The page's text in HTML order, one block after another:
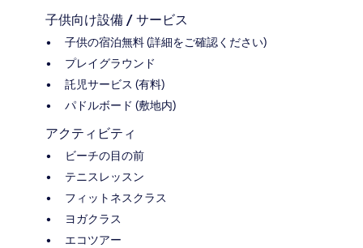
子供向け設備 / サービス
子供の宿泊無料 (詳細をご確認ください)
プレイグラウンド
託児サービス (有料)
パドルボード (敷地内)
アクティビティ
ビーチの目の前
テニスレッスン
フィットネスクラス
ヨガクラス
エコツアー